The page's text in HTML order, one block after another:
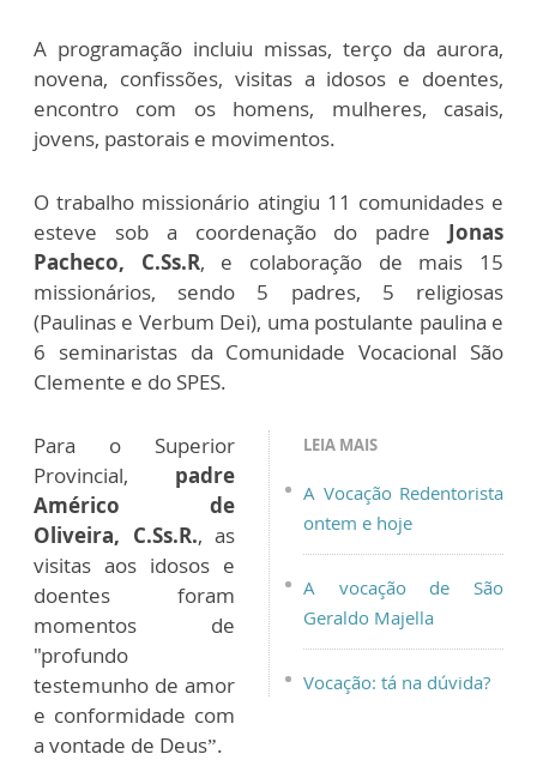
A programação incluiu missas, terço da aurora,
novena, confissões, visitas a idosos e doentes,
encontro com os homens, mulheres, casais,
jovens, pastorais e movimentos.
O trabalho missionário atingiu 11 comunidades e
esteve sob a coordenação do padre Jonas
Pacheco, C.Ss.R, e colaboração de mais 15
missionários, sendo 5 padres, 5 religiosas
(Paulinas e Verbum Dei), uma postulante paulina e
6 seminaristas da Comunidade Vocacional São
Clemente e do SPES.
LEIA MAIS
A Vocação Redentorista
ontem e hoje
A vocação de São
Geraldo Majella
Vocação: tá na dúvida?
Para o Superior
Provincial, padre
Américo de
Oliveira, C.Ss.R., as
visitas aos idosos e
doentes foram
momentos de
"profundo
testemunho de amor
e conformidade com
a vontade de Deus”.